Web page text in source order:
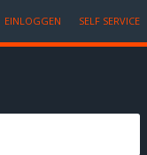
EINLOGGEN SELF SERVICE